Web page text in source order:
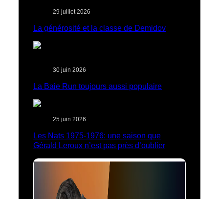
29 juillet 2026
La générosité et la classe de Demidov
30 juin 2026
La Baie Run toujours aussi populaire
25 juin 2026
Les Nats 1975-1976: une saison que
Gérald Leroux n’est pas près d’oublier